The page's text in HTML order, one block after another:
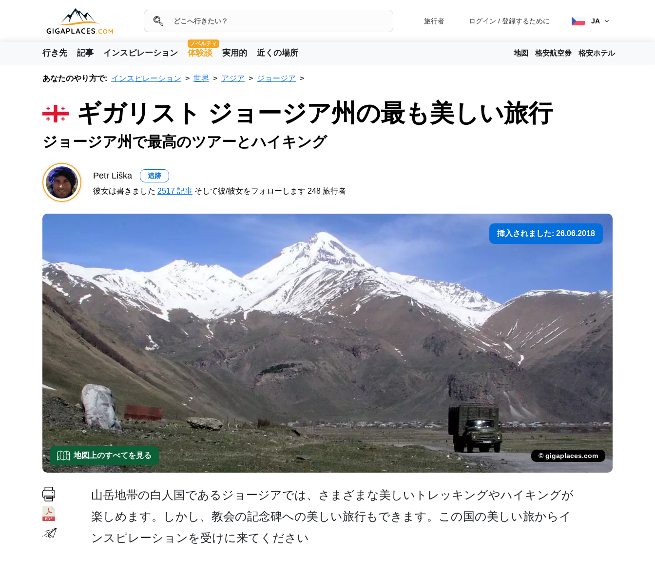
旅行者 ログイン / 登録するために JA
行き先 記事 インスピレーション
ノベルティ
体験談 実用的 近くの場所 地図 格安航空券 格安ホテル
あなたのやり方で: インスピレーション 世界 アジア ジョージア
ギガリスト ジョージア州の最も美しい旅行
ジョージア州で最高のツアーとハイキング
Petr Liška 追跡
彼女は書きました 2517 記事 そして彼/彼女をフォローします 248 旅行者
挿入されました: 26.06.2018
地図上のすべてを見る © gigaplaces.com
山岳地帯の白人国であるジョ­ージアでは、さまざまな美しいトレッキングやハイキ­ングが
楽しめます。しかし、教会の記念碑への美しい­旅行もできます。この国の美しい旅からイ
ンスピレー­ションを受けに来てください